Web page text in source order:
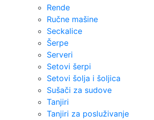
Rende
Ručne mašine
Seckalice
Šerpe
Serveri
Setovi šerpi
Setovi šolja i šoljica
Sušači za sudove
Tanjiri
Tanjiri za posluživanje